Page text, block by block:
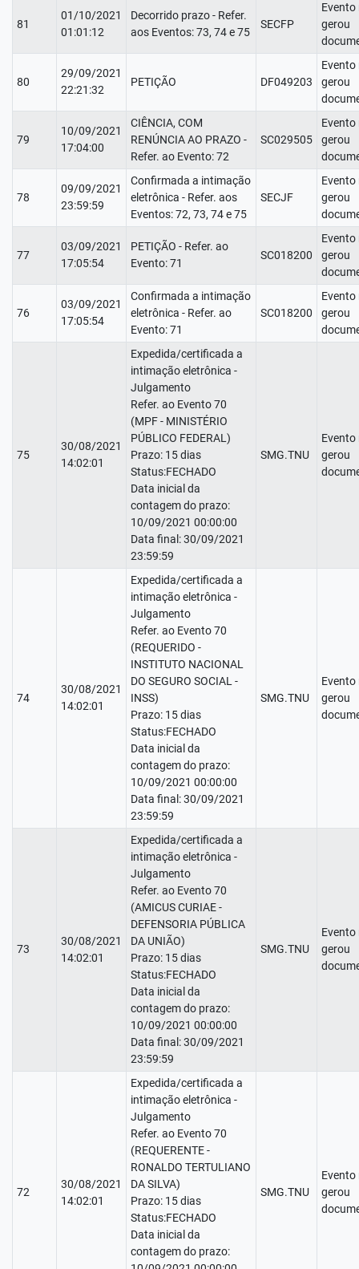
81
01/10/2021
01:01:12
Decorrido prazo - Refer.
aos Eventos: 73, 74 e 75
SECFP
Evento
gerou
80
29/09/2021
22:21:32
PETIÇÃO DF049203
Evento
gerou
79
10/09/2021
17:04:00
CIÊNCIA, COM
RENÚNCIA AO PRAZO -
Refer. ao Evento: 72
SC029505
Evento
gerou
78
09/09/2021
23:59:59
Confirmada a intimação
eletrônica - Refer. aos
Eventos: 72, 73, 74 e 75
SECJF
Evento
gerou
77
03/09/2021
17:05:54
PETIÇÃO - Refer. ao
Evento: 71
SC018200
Evento
gerou
76
03/09/2021
17:05:54
Confirmada a intimação
eletrônica - Refer. ao
Evento: 71
SC018200
Evento
gerou
75
30/08/2021
14:02:01
Expedida/certificada a
intimação eletrônica -
Julgamento
Refer. ao Evento 70
(MPF - MINISTÉRIO
PÚBLICO FEDERAL)
Prazo: 15 dias
Status:FECHADO
Data inicial da
contagem do prazo:
10/09/2021 00:00:00
Data final: 30/09/2021
23:59:59
SMG.TNU
Evento
gerou
74
30/08/2021
14:02:01
Expedida/certificada a
intimação eletrônica -
Julgamento
Refer. ao Evento 70
(REQUERIDO -
INSTITUTO NACIONAL
DO SEGURO SOCIAL -
INSS)
Prazo: 15 dias
Status:FECHADO
Data inicial da
contagem do prazo:
10/09/2021 00:00:00
Data final: 30/09/2021
23:59:59
SMG.TNU
Evento
gerou
73
30/08/2021
14:02:01
Expedida/certificada a
intimação eletrônica -
Julgamento
Refer. ao Evento 70
(AMICUS CURIAE -
DEFENSORIA PÚBLICA
DA UNIÃO)
Prazo: 15 dias
Status:FECHADO
Data inicial da
contagem do prazo:
10/09/2021 00:00:00
Data final: 30/09/2021
23:59:59
SMG.TNU
Evento
gerou
72
30/08/2021
14:02:01
Expedida/certificada a
intimação eletrônica -
Julgamento
Refer. ao Evento 70
(REQUERENTE -
RONALDO TERTULIANO
DA SILVA)
Prazo: 15 dias
Status:FECHADO
Data inicial da
contagem do prazo:
SMG.TNU
Evento
gerou